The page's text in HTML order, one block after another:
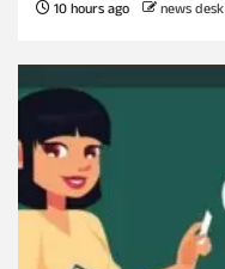
10 hours ago news desk